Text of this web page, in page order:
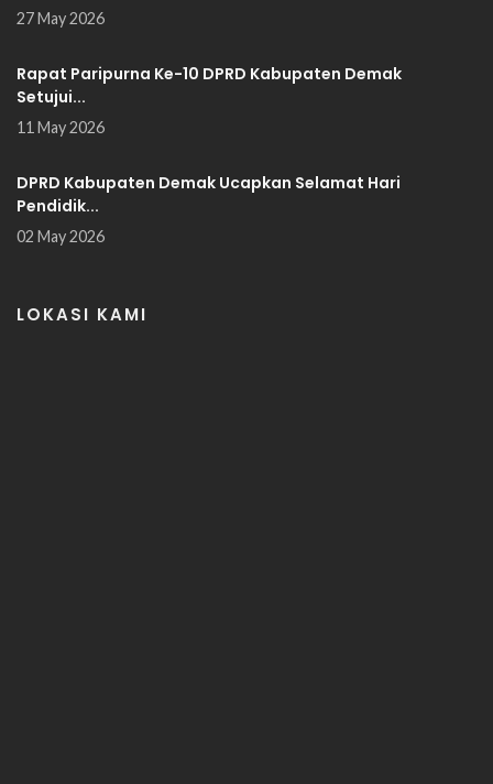
27 May 2026
Rapat Paripurna Ke-10 DPRD Kabupaten Demak
Setujui...
11 May 2026
DPRD Kabupaten Demak Ucapkan Selamat Hari
Pendidik...
02 May 2026
LOKASI KAMI